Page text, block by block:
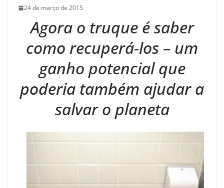
24 de março de 2015
Agora o truque é saber
como recuperá-los – um
ganho potencial que
poderia também ajudar a
salvar o planeta